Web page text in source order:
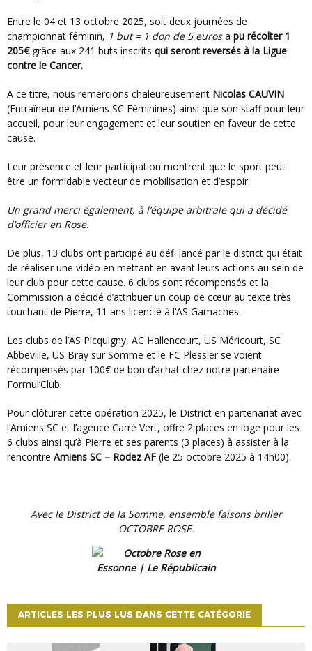
Entre le 04 et 13 octobre 2025, soit deux journées de
championnat féminin, 1 but = 1 don de 5 eurosa pu récolter 1
205€ grâce aux 241 buts inscrits qui seront reversés à la Ligue
contre le Cancer.
A ce titre, nous remercions chaleureusement Nicolas CAUVIN
(Entraîneur de l’Amiens SC Féminines) ainsi que son staff pour leur
accueil, pour leur engagement et leur soutien en faveur de cette
cause.
Leur présence et leur participation montrent que le sport peut
être un formidable vecteur de mobilisation et d’espoir.
Un grand merci également, à l’équipe arbitrale qui a décidé
d’officier en Rose.
De plus, 13 clubs ont participé au défi lancé par le district qui était
de réaliser une vidéo en mettant en avant leurs actions au sein de
leur club pour cette cause. 6 clubs sont récompensés et la
Commission a décidé d’attribuer un coup de cœur au texte très
touchant de Pierre, 11 ans licencié à l’AS Gamaches.
Les clubs de l’AS Picquigny, AC Hallencourt, US Méricourt, SC
Abbeville, US Bray sur Somme et le FC Plessier se voient
récompensés par 100€ de bon d’achat chez notre partenaire
Formul’Club.
Pour clôturer cette opération 2025, le District en partenariat avec
l’Amiens SC et l’agence Carré Vert, offre 2 places en loge pour les
6 clubs ainsi qu’à Pierre et ses parents (3 places) à assister à la
rencontre Amiens SC – Rodez AF (le 25 octobre 2025 à 14h00).
Avec le District de la Somme, ensemble faisons briller
OCTOBRE ROSE.
ARTICLES LES PLUS LUS DANS CETTE CATÉGORIE